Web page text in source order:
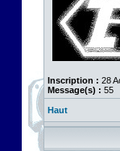
Inscription : 28
Message(s) : 55
Haut